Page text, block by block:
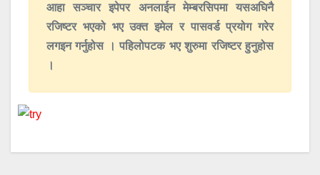
आहा सञ्चार इपेपर अनलाईन मेम्बरसिपमा यसअघिनै
रजिष्टर भएको भए उक्त इमेल र पासवर्ड प्रयोग गरेर
लगइन गर्नुहोस । पहिलोपटक भए शुरुमा रजिष्टर हुनुहोस
।